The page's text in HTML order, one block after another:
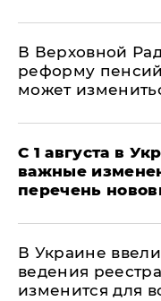
В Верховной
реформу
может
С 1 августа в
важные
перечень
В Украине
ведения
изменится для